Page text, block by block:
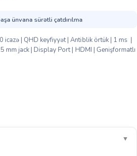
ünvana sürətli çatdırılma
| QHD keyfiyyət | Antiblik örtük | 1 ms |
mm jack | Display Port | HDMI | Genişformatlı
▼